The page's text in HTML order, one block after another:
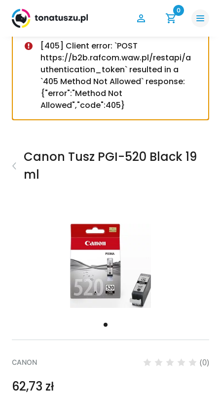
0
[405] Client error: `POST
https://b2b.rafcom.waw.pl/restapi/a
uthentication_token` resulted in a
`405 Method Not Allowed` response:
{"error":"Method Not
Allowed","code":405}
Canon Tusz PGI-520 Black 19
ml
CANON (0)
62,73 zł